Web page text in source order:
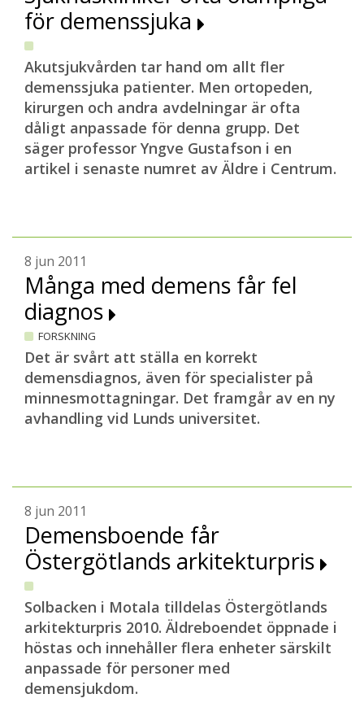
för demenssjuka
Akutsjukvården tar hand om allt fler
demenssjuka patienter. Men ortopeden,
kirurgen och andra avdelningar är ofta
dåligt anpassade för denna grupp. Det
säger professor Yngve Gustafson i en
artikel i senaste numret av Äldre i Centrum.
8 jun 2011
Många med demens får fel
diagnos
FORSKNING
Det är svårt att ställa en korrekt
demensdiagnos, även för specialister på
minnesmottagningar. Det framgår av en ny
avhandling vid Lunds universitet.
8 jun 2011
Demensboende får
Östergötlands arkitekturpris
Solbacken i Motala tilldelas Östergötlands
arkitekturpris 2010. Äldreboendet öppnade i
höstas och innehåller flera enheter särskilt
anpassade för personer med
demensjukdom.